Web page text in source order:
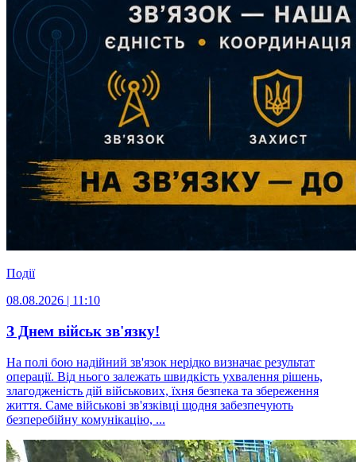
Події
08.08.2026 | 11:10
З Днем військ зв'язку!
На полі бою надійний зв'язок нерідко визначає результат
операції. Від нього залежать швидкість ухвалення рішень,
злагодженість дій військових, їхня безпека та збереження
життя. Саме військові зв'язківці щодня забезпечують
безперебійну комунікацію, ...